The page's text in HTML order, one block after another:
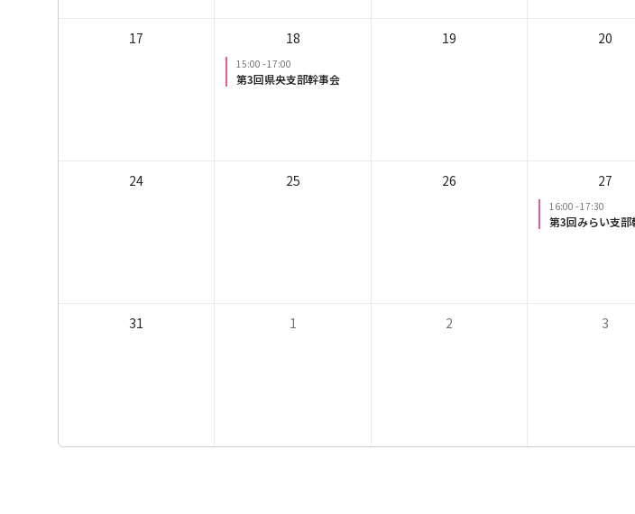
17 18
15:00 -17:00
第3回県央支部幹事会
19 20
24 25 26 27
16:00 -17:30
第3回みらい支部
31 1 2 3